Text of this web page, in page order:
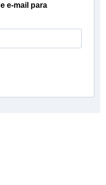
e-mail para